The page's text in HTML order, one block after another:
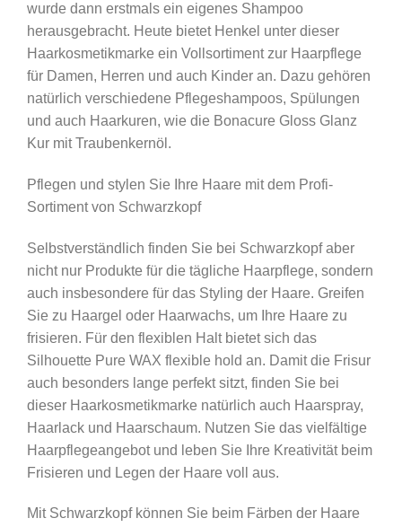
wurde dann erstmals ein eigenes Shampoo
herausgebracht. Heute bietet Henkel unter dieser
Haarkosmetikmarke ein Vollsortiment zur Haarpflege
für Damen, Herren und auch Kinder an. Dazu gehören
natürlich verschiedene Pflegeshampoos, Spülungen
und auch Haarkuren, wie die Bonacure Gloss Glanz
Kur mit Traubenkernöl.
Pflegen und stylen Sie Ihre Haare mit dem Profi-
Sortiment von Schwarzkopf
Selbstverständlich finden Sie bei Schwarzkopf aber
nicht nur Produkte für die tägliche Haarpflege, sondern
auch insbesondere für das Styling der Haare. Greifen
Sie zu Haargel oder Haarwachs, um Ihre Haare zu
frisieren. Für den flexiblen Halt bietet sich das
Silhouette Pure WAX flexible hold an. Damit die Frisur
auch besonders lange perfekt sitzt, finden Sie bei
dieser Haarkosmetikmarke natürlich auch Haarspray,
Haarlack und Haarschaum. Nutzen Sie das vielfältige
Haarpflegeangebot und leben Sie Ihre Kreativität beim
Frisieren und Legen der Haare voll aus.
Mit Schwarzkopf können Sie beim Färben der Haare